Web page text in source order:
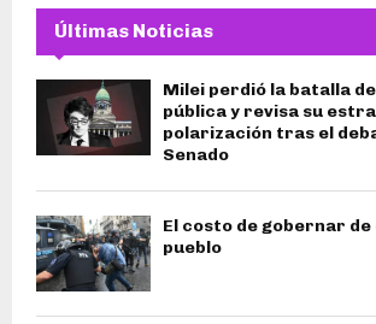
Últimas Noticias
Milei perdió la batalla
pública y revisa su
polarización tras el
Senado
El costo de gobernar de
pueblo